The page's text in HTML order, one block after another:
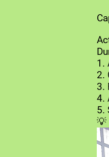
1.
2.
3.
4.
5.
💡